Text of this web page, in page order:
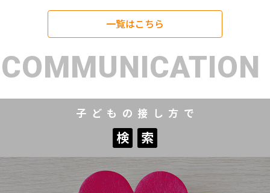
一覧はこちら
子どもの接し方で
検 索
検 索
COMMUNICATION